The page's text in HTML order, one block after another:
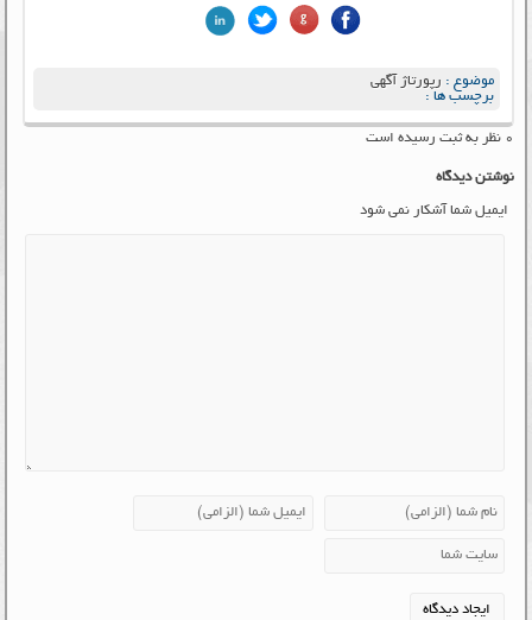
موضوع : رپورتاژ آگهی
برچسب ها :
۰ نظر به ثبت رسیده است
نوشتن دیدگاه
ایمیل شما آشکار نمی شود